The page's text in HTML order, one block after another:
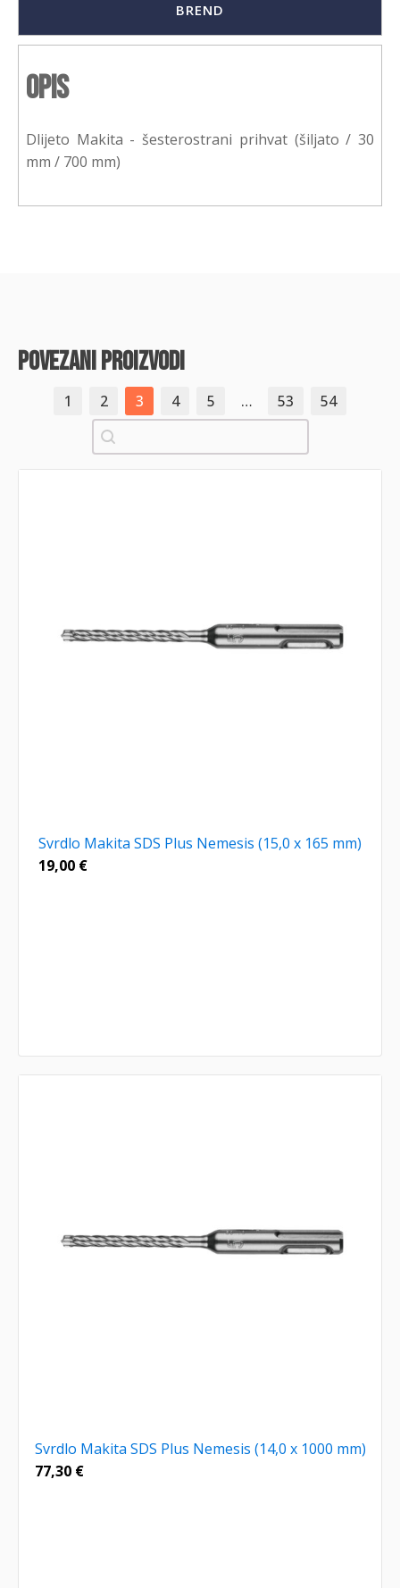
BREND
Opis
Dlijeto Makita - šesterostrani prihvat (šiljato / 30
mm / 700 mm)
povezani proizvodi
1 2 3 4 5 … 53
54
Pretraži
Svrdlo Makita SDS Plus Nemesis (15,0 x 165 mm)
19,00 €
Svrdlo Makita SDS Plus Nemesis (14,0 x 1000 mm)
77,30 €